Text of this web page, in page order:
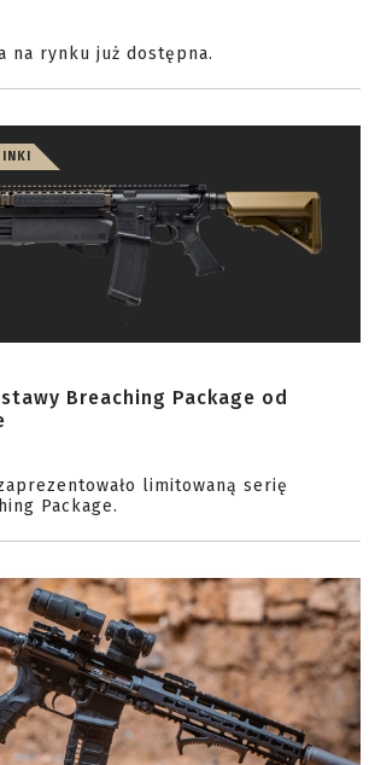
na rynku już dostępna.
Breaching Package od
limitowaną serię
Package.